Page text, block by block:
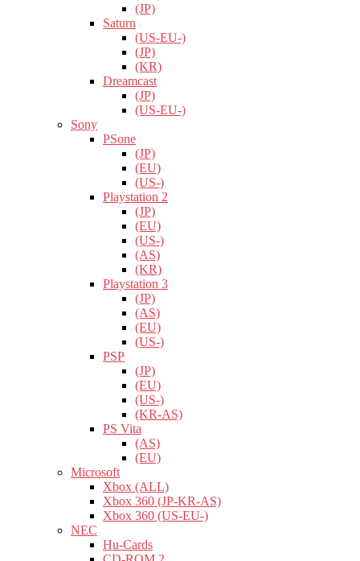
(JP)
Saturn
(US-EU-)
(JP)
(KR)
Dreamcast
(JP)
(US-EU-)
Sony
PSone
(JP)
(EU)
(US-)
Playstation 2
(JP)
(EU)
(US-)
(AS)
(KR)
Playstation 3
(JP)
(AS)
(EU)
(US-)
PSP
(JP)
(EU)
(US-)
(KR-AS)
PS Vita
(AS)
(EU)
Microsoft
Xbox (ALL)
Xbox 360 (JP-KR-AS)
Xbox 360 (US-EU-)
NEC
Hu-Cards